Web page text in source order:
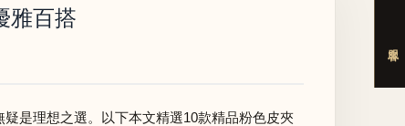
雅百搭
是理想之選。以下本文精選10款精品粉色皮夾